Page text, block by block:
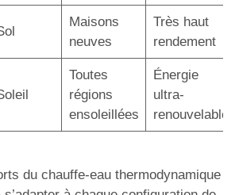
Maisons
neuves
Très haut
rendement
Toutes
régions
ensoleillées
Énergie
ultra-
renouvelable
du chauffe-eau thermodynamique